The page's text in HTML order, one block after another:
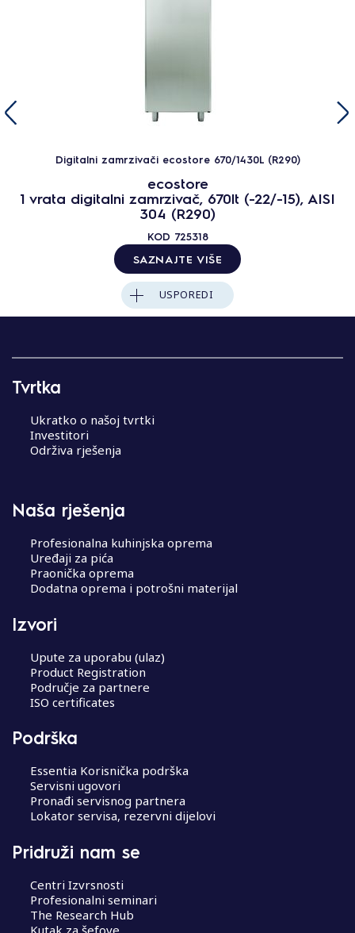
Digitalni zamrzivači ecostore 670/1430L (R290)
ecostore
1 vrata digitalni zamrzivač, 670lt (-22/-15), AISI
304 (R290)
KOD 725318
SAZNAJTE VIŠE
USPOREDI
Tvrtka
Ukratko o našoj tvrtki
Investitori
Održiva rješenja
Naša rješenja
Profesionalna kuhinjska oprema
Uređaji za pića
Praonička oprema
Dodatna oprema i potrošni materijal
Izvori
Upute za uporabu (ulaz)
Product Registration
Područje za partnere
ISO certificates
Podrška
Essentia Korisnička podrška
Servisni ugovori
Pronađi servisnog partnera
Lokator servisa, rezervni dijelovi
Pridruži nam se
Centri Izvrsnosti
Profesionalni seminari
The Research Hub
Kutak za šefove